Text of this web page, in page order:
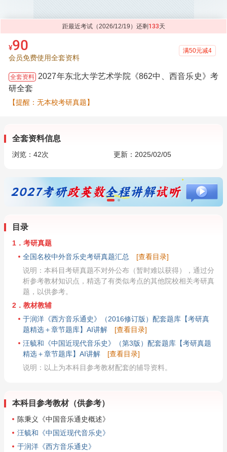
距最近考试（2026/12/19）还剩 133天
¥90
会员免费使用全套资料
满50元减4
全套资料 2027年东北大学艺术学院《862中、西音乐史》考
研全套
【提醒：无本校考研真题】
全套资料信息
浏览： 42次 更新：2025/02/05
目录
1．考研真题
全国名校中外音乐史考研真题汇总
[查看目录]
说明：本科目考研真题不对外公布（暂时难以获得），通过分
析参考教材知识点，精选了有类似考点的其他院校相关考研真
题，以供参考。
2．教材教辅
于润洋《西方音乐通史》（2016修订版）配套题库【考研真
题精选＋章节题库】AI讲解
[查看目录]
汪毓和《中国近现代音乐史》（第3版）配套题库【考研真题
精选＋章节题库】AI讲解
[查看目录]
说明：以上为本科目参考教材配套的辅导资料。
本科目参考教材（供参考）
陈秉义《中国音乐通史概述》
汪毓和《中国近现代音乐史》
于润洋《西方音乐通史》